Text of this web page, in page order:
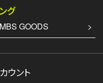
グ
MBS GOODS
ウント